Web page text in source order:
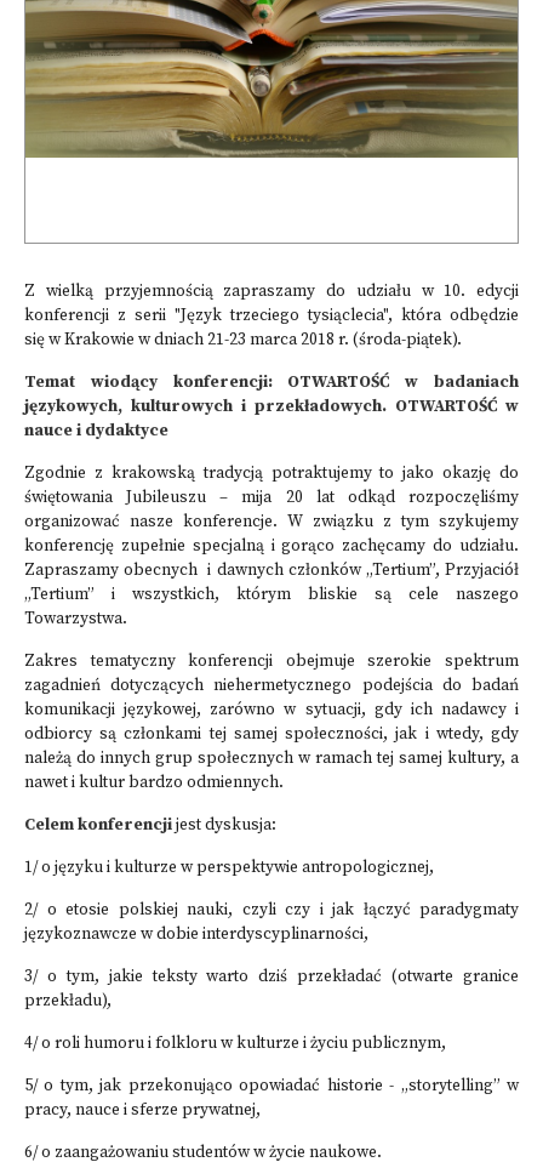
Z wielką przyjemnością zapraszamy do udziału w 10. edycji
konferencji z serii "Język trzeciego tysiąclecia", która odbędzie
się w Krakowie w dniach 21-23 marca 2018 r. (środa-piątek).
Temat wiodący konferencji: OTWARTOŚĆ w badaniach
językowych, kulturowych i przekładowych. OTWARTOŚĆ w
nauce i dydaktyce
Zgodnie z krakowską tradycją potraktujemy to jako okazję do
świętowania Jubileuszu – mija 20 lat odkąd rozpoczęliśmy
organizować nasze konferencje. W związku z tym szykujemy
konferencję zupełnie specjalną i gorąco zachęcamy do udziału.
Zapraszamy obecnych i dawnych członków „Tertium”, Przyjaciół
„Tertium” i wszystkich, którym bliskie są cele naszego
Towarzystwa.
Zakres tematyczny konferencji obejmuje szerokie spektrum
zagadnień dotyczących niehermetycznego podejścia do badań
komunikacji językowej, zarówno w sytuacji, gdy ich nadawcy i
odbiorcy są członkami tej samej społeczności, jak i wtedy, gdy
należą do innych grup społecznych w ramach tej samej kultury, a
nawet i kultur bardzo odmiennych.
Celem konferencjijest dyskusja:
1/ o języku i kulturze w perspektywie antropologicznej,
2/ o etosie polskiej nauki, czyli czy i jak łączyć paradygmaty
językoznawcze w dobie interdyscyplinarności,
3/ o tym, jakie teksty warto dziś przekładać (otwarte granice
przekładu),
4/ o roli humoru i folkloru w kulturze i życiu publicznym,
5/ o tym, jak przekonująco opowiadać historie - „storytelling” w
pracy, nauce i sferze prywatnej,
6/ o zaangażowaniu studentów w życie naukowe.